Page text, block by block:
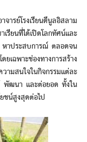
โรงเรียนดีนูลอิสลาม
ยนที่ได้เปิดโลกทัศน์และ
หาประสบการณ์ ตลอดจน
เฉพาะช่องทางการสร้าง
ามสนใจในกิจกรรมแต่ละ
พัฒนา และต่อยอด ทั้งใน
ชน์สูงสุดต่อไป